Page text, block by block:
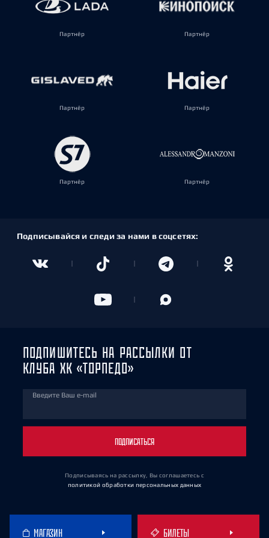
Партнёр Партнёр
Партнёр Партнёр
Партнёр Партнёр
Подписывайся и следи за нами в соцсетях:
ПОДПИШИТЕСЬ НА РАССЫЛКИ ОТ
КЛУБА ХК «ТОРПЕДО»
Введите Ваш e-mail
ПОДПИСАТЬСЯ
Подписываясь на рассылку, Вы соглашаетесь с
политикой обработки персональных данных
МАГАЗИН БИЛЕТЫ